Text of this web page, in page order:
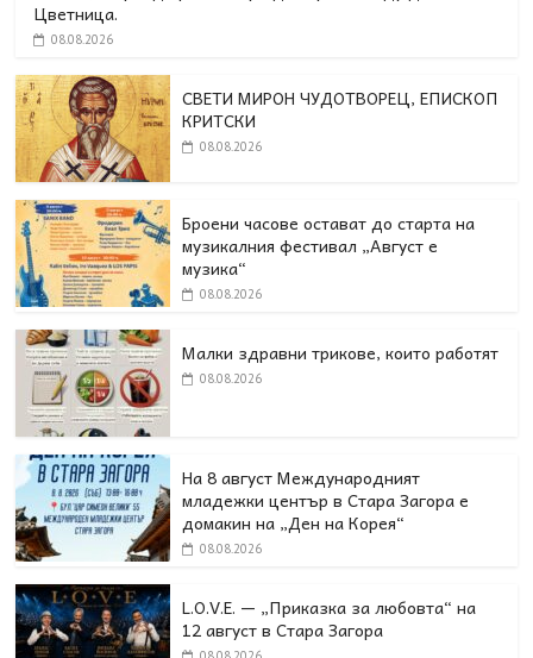
Цветница.
08.08.2026
СВЕТИ МИРОН ЧУДОТВОРЕЦ, ЕПИСКОП
КРИТСКИ
08.08.2026
Броени часове остават до старта на
музикалния фестивал „Август е
музика“
08.08.2026
Малки здравни трикове, които работят
08.08.2026
На 8 август Международният
младежки център в Стара Загора е
домакин на „Ден на Корея“
08.08.2026
L.O.V.E. — „Приказка за любовта“ на
12 август в Стара Загора